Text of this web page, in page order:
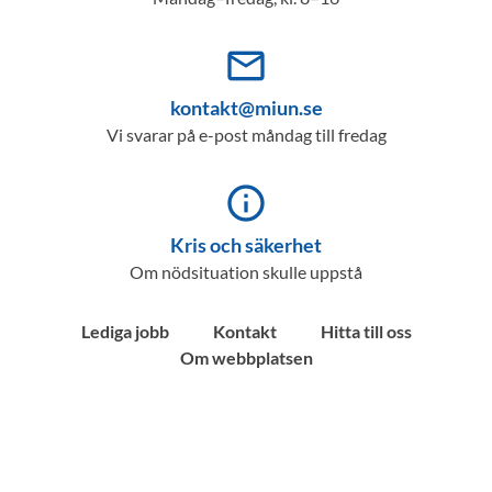
mail_outline
kontakt@miun.se
Vi svarar på e-post måndag till fredag
info_outline
Kris och säkerhet
Om nödsituation skulle uppstå
Lediga jobb Kontakt
Hitta till oss
Om webbplatsen